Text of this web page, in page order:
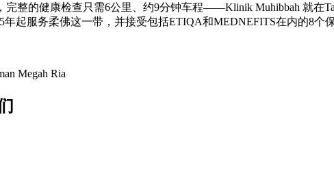
整的健康检查只需6公里、约9分钟车程——Klinik Muhibbah 就在
起服务柔佛这一带，并接受包括ETIQA和MEDNEFITS在内的8个
Megah Ria